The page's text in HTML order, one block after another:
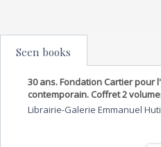
Seen books
30 ans. Fondation Cartier pour
contemporain. Coffret 2
Librairie-Galerie Emmanuel